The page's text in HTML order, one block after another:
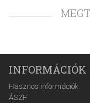
INFORMÁCIÓK
Hasznos információk
ÁSZF